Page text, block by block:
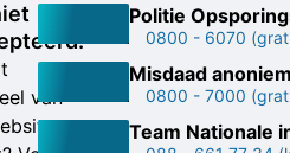
van
Politie
0800 - 6070
Misdaad anoniem
0800 - 7000
Team Nationale